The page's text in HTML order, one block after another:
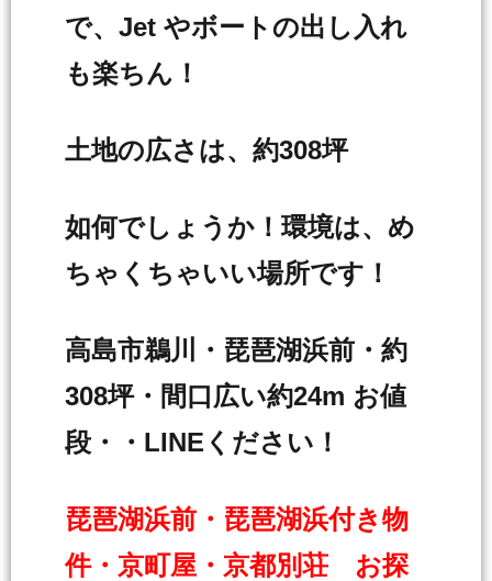
で、Jet やボートの出し入れ
も楽ちん！
土地の広さは、約308坪
如何でしょうか！環境は、め
ちゃくちゃいい場所です！
高島市鵜川・琵琶湖浜前・約
308坪・間口広い約24m お値
段・・LINEください！
琵琶湖浜前・琵琶湖浜付き物
件・京町屋・京都別荘 お探